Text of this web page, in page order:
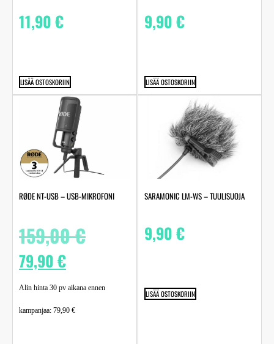
11,90€
LISÄÄ OSTOSKORIIN
9,90€
LISÄÄ OSTOSKORIIN
RØDE NT-USB – USB-MIKROFONI
159,00€
79,90€
Alin hinta 30 pv aikana ennen
kampanjaa: 79,90 €
SARAMONIC LM-WS – TUULISUOJA
9,90€
LISÄÄ OSTOSKORIIN